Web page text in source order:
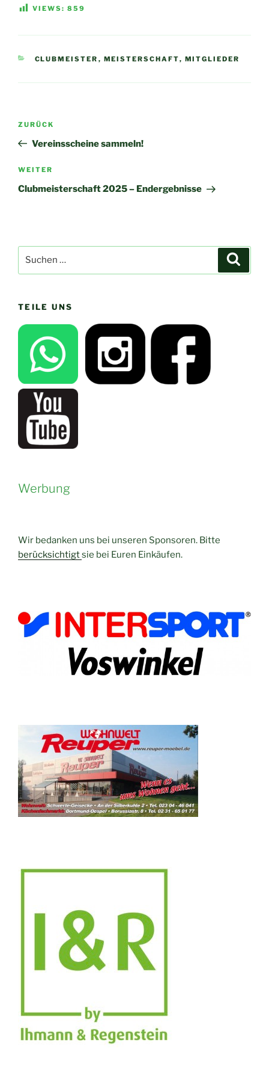
VIEWS: 859
KATEGORIEN
CLUBMEISTER , MEISTERSCHAFT, MITGLIEDER
Beitragsnavigation
Vorheriger
Beitrag
ZURÜCK
Vereinsscheine sammeln!
Nächster
Beitrag
WEITER
Clubmeisterschaft 2025 – Endergebnisse
nach:
TEILE UNS
Werbung
Wir bedanken uns bei unseren Sponsoren. Bitte
berücksichtigtsie bei Euren Einkäufen.